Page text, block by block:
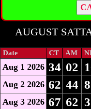
AUGUST
Date CT AM
Aug 1 2026 34 02
Aug 2 2026 62 44
Aug 3 2026 67 62